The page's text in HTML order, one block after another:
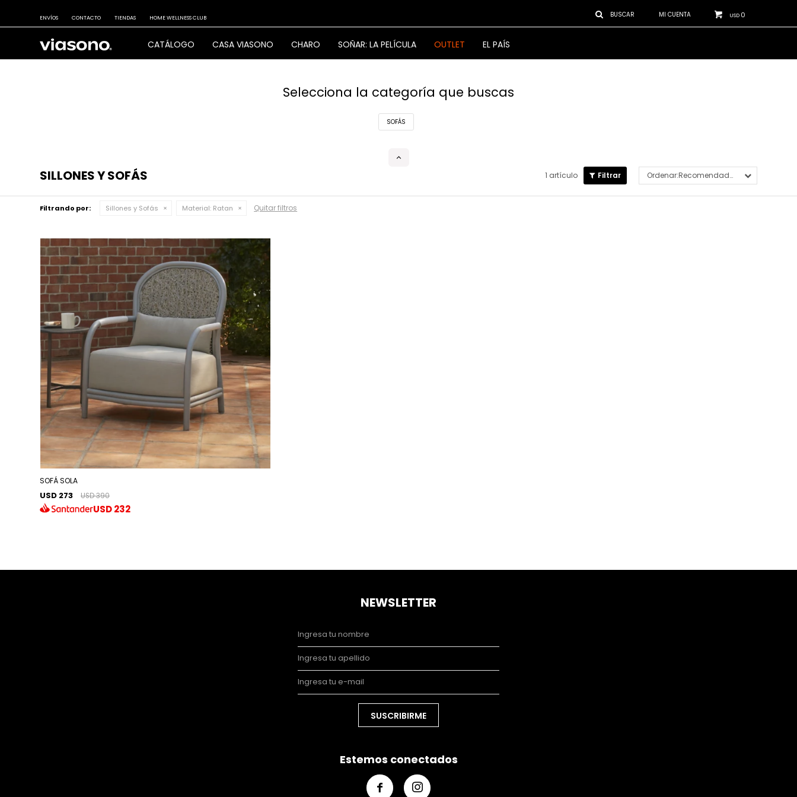
CATÁLOGO CASA VIASONO CHARO SOÑAR: LA PELÍCULA OUTLET EL PAÍS
USD 0
ENVÍOS CONTACTO TIENDAS HOME WELLNESS CLUB
Selecciona la categoría que buscas
SOFÁS
SILLONES Y SOFÁS 1 artículo Recomendados
Filtrando por: Sillones y Sofás Material: Ratan Quitar filtros
SOFÁ SOLA
USD 273 USD 390
USD232
NEWSLETTER
SUSCRIBIRME
Estemos conectados
 